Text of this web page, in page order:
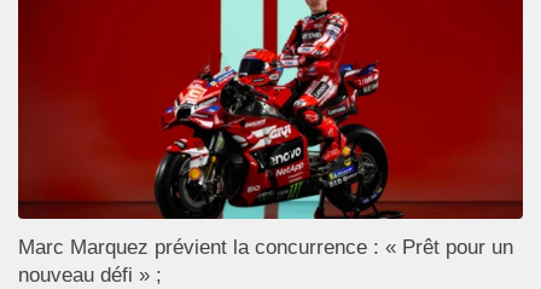
Marc Marquez prévient la concurrence : « Prêt pour un
nouveau défi » ;